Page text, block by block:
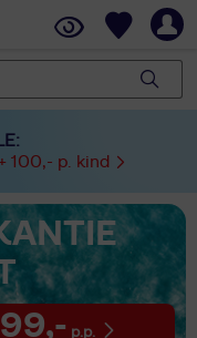
100,- p. kind
p.p.